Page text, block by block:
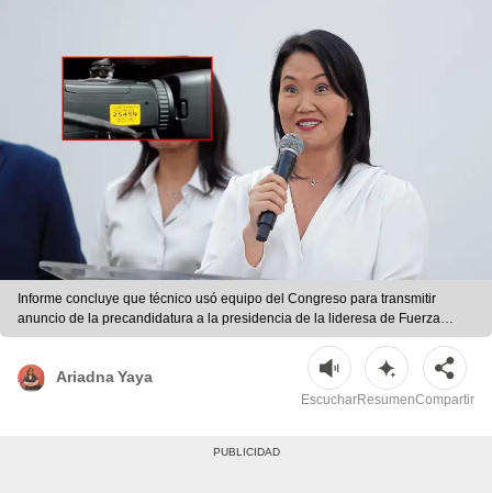
Informe concluye que técnico usó equipo del Congreso para transmitir
anuncio de la precandidatura a la presidencia de la lideresa de Fuerza
Popular. | Foto: composición LR | difusión
Ariadna Yaya
EscucharResumenCompartir